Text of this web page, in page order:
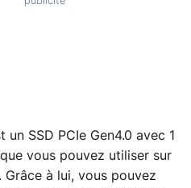
un SSD PCIe Gen4.0 avec 1
vous pouvez utiliser sur
à lui, vous pouvez